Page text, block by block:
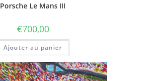
Porsche Le Mans III
€700,00
Ajouter au panier